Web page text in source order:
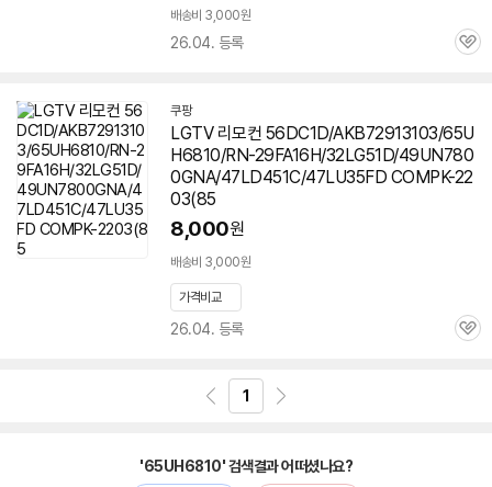
배송비 3,000원
26.04. 등록
관
쿠팡
LGTV 리모컨 56DC1D/AKB72913103/65U
H6810/RN-29FA16H/32LG51D/49UN780
0GNA/47LD451C/47LU35FD COMPK-22
03(85
8,000원
배송비 3,000원
가격비교
26.04. 등록
관
1
'65UH6810' 검색결과 어떠셨나요?